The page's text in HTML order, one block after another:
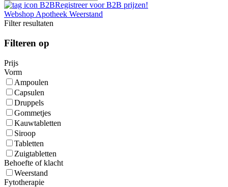
Registreer voor B2B prijzen!
Webshop Apotheek Weerstand
Filter resultaten
Filteren op
Prijs
Vorm
Ampoulen
Capsulen
Druppels
Gommetjes
Kauwtabletten
Siroop
Tabletten
Zuigtabletten
Behoefte of klacht
Weerstand
Fytotherapie